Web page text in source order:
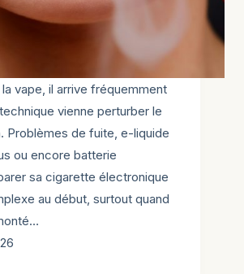
la vape, il arrive fréquemment
vienne perturber le
Problèmes de fuite, e-liquide
ou encore batterie
sa cigarette électronique
au début, surtout quand